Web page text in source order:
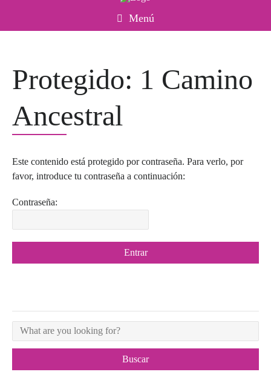
Menú
Protegido: 1 Camino
Ancestral
Este contenido está protegido por contraseña. Para verlo, por
favor, introduce tu contraseña a continuación:
Contraseña: